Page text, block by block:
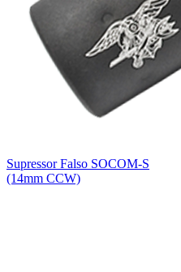
Supressor Falso SOCOM-S
(14mm CCW)